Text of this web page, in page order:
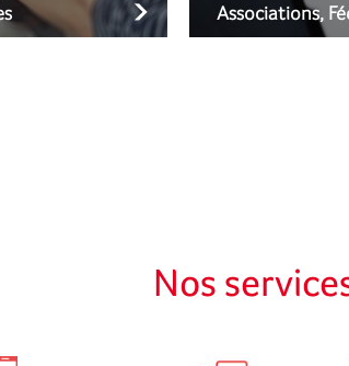
Associations,
Nos